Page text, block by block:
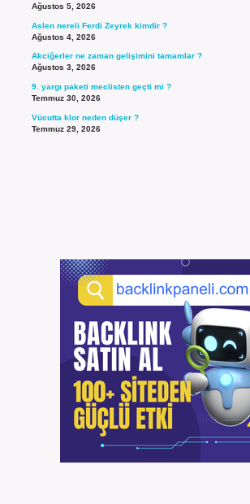
Ağustos 5, 2026
Aslen nereli Ferdi Zeyrek kimdir ?
Ağustos 4, 2026
Akciğerler ne zaman gelişimini tamamlar ?
Ağustos 3, 2026
9. yargı paketi meclisten geçti mi ?
Temmuz 30, 2026
Vücutta klor neden düşer ?
Temmuz 29, 2026